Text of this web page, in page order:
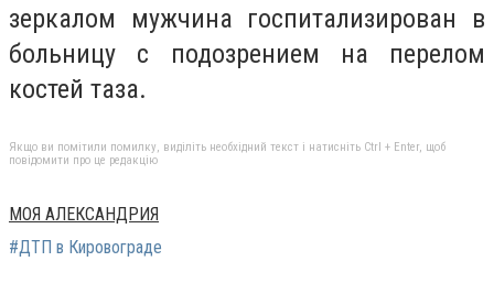
зеркалом мужчина госпитализирован в
больницу с подозрением на перелом
костей таза.
Якщо ви помітили помилку, виділіть необхідний текст і натисніть Ctrl + Enter, щоб
повідомити про це редакцію
МОЯ АЛЕКСАНДРИЯ
#ДТП в Кировограде